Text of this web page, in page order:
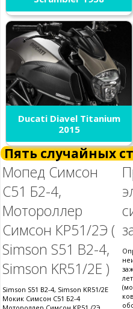
Ducati Diavel Titanium
2015
Пять случайных
Мопед Симсон
С51 Б2-4,
Мотороллер
Симсон КР51/2Э (
Simson S51 B2-4,
Simson KR51/2E )
Simson S51 B2-4, Simson KR51/2E
Мокик Симсон С51 Б2-4